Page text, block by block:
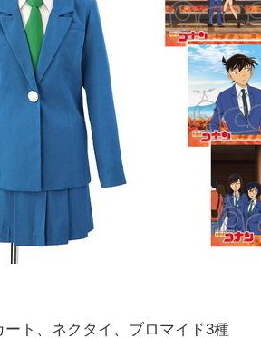
ート、ネクタイ、ブロマイド3種